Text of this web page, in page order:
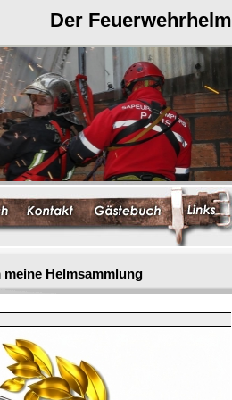
Der Feuerwehrhelm
Helmsammlung